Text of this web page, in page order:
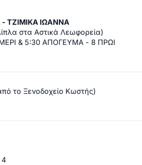
ΤΖΙΜΙΚΑ ΙΩΑΝΝΑ
στα Αστικά Λεωφορεία)
& 5:30 ΑΠΟΓΕΥΜΑ - 8 ΠΡΩΙ
το Ξενοδοχείο Κωστής)